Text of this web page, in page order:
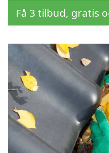
Få 3 tilbud, gratis